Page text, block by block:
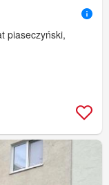
piaseczyński,